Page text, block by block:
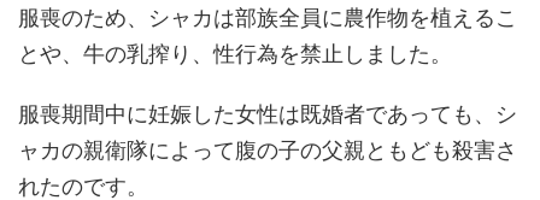
服喪のため、シャカは部族全員に農作物を植えるこ
とや、牛の乳搾り、性行為を禁止しました。
服喪期間中に妊娠した女性は既婚者であっても、シ
ャカの親衛隊によって腹の子の父親ともども殺害さ
れたのです。